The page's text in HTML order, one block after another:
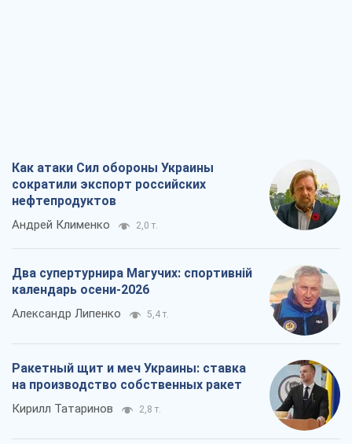
Как атаки Сил обороны Украины
сократили экспорт российских
нефтепродуктов
Андрей Клименко 2,0 т.
Два супертурнира Магучих: спортивній
календарь осени-2026
Александр Липенко 5,4 т.
Ракетный щит и меч Украины: ставка
на производство собственных ракет
Кирилл Татаринов 2,8 т.